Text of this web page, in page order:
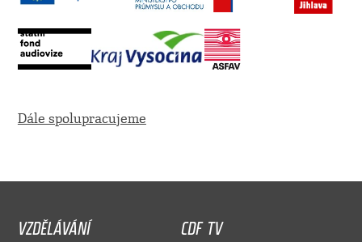
Dále spolupracujeme
VZDĚLÁVÁNÍ
CDF TV